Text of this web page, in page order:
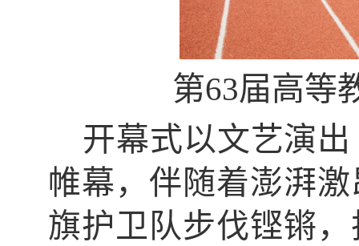
第63届高等
开幕式以文艺演
帷幕，伴随着澎湃
旗护卫队步伐铿锵